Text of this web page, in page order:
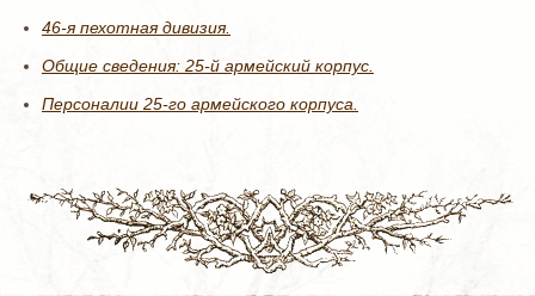
46-я пехотная дивизия.
Общие сведения: 25-й армейский корпус.
Персоналии 25-го армейского корпуса.